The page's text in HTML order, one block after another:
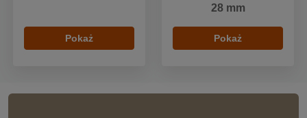
Pokaż
28 mm
Pokaż